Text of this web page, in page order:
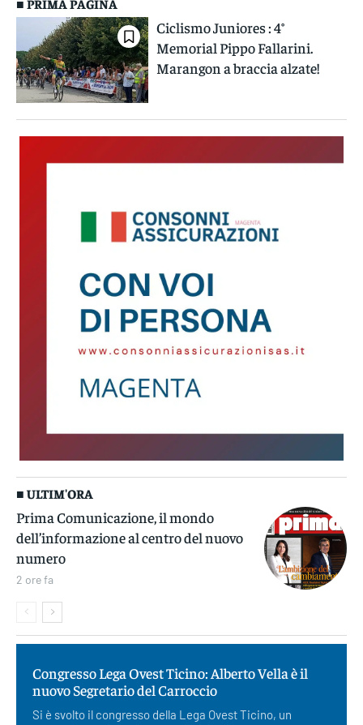
■ PRIMA PAGINA
Ciclismo Juniores : 4°
Memorial Pippo Fallarini.
Marangon a braccia alzate!
■ ULTIM'ORA
Prima Comunicazione, il mondo
dell’informazione al centro del nuovo
numero
2 ore fa
Congresso Lega Ovest Ticino: Alberto Vella è il
nuovo Segretario del Carroccio
Si è svolto il congresso della Lega Ovest Ticino, un